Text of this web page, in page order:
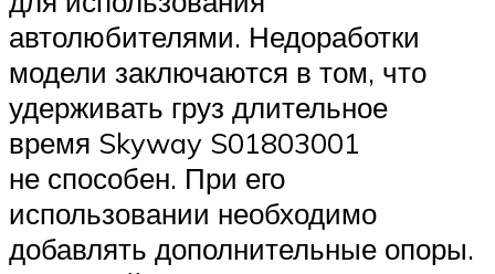
автолюбителями. Недоработки
модели заключаются в том, что
удерживать груз длительное
время Skyway S01803001
не способен. При его
использовании необходимо
добавлять дополнительные опоры.